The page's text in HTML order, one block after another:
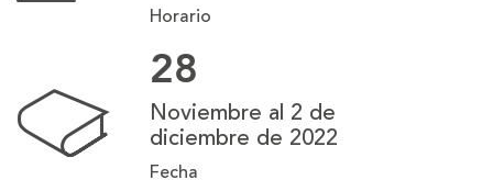
Horario
28
Noviembre al 2 de
diciembre de 2022
Fecha